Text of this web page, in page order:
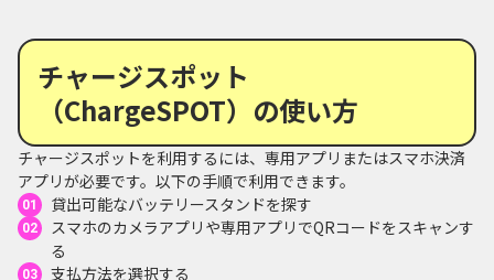
チャージスポット
（ChargeSPOT）の使い方
チャージスポットを利用するには、専用アプリまたはスマホ決済
アプリが必要です。以下の手順で利用できます。
貸出可能なバッテリースタンドを探す
スマホのカメラアプリや専用アプリでQRコードをスキャンす
る
支払方法を選択する